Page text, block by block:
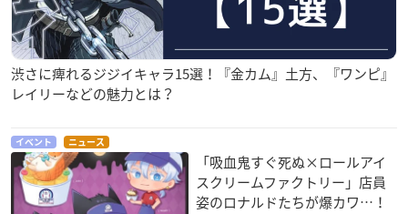
渋さに痺れるジジイキャラ15選！『金カム』土方、『ワンピ』
レイリーなどの魅力とは？
イベント ニュース
「吸血鬼すぐ死ぬ×ロールアイ
スクリームファクトリー」店員
姿のロナルドたちが爆カワ…！